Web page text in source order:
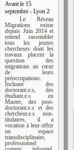
Avant le 15
septembre - Lyon 2
Le Réseau
Migrations existe
depuis Juin 2014 et
entend rassembler
tous les jeunes
chercheurs dont les
travaux placent la
question des
migrations au cœur
de leurs
préoccupations.
Incluant des
doctorant.e.s, des
étudiant.e.s en
Master, des post-
doctorant.e.s et des
chercheur.e.s non-
titulaires, il a
vocation à leur offrir
un espace
transdisciplinaire,
professionnel